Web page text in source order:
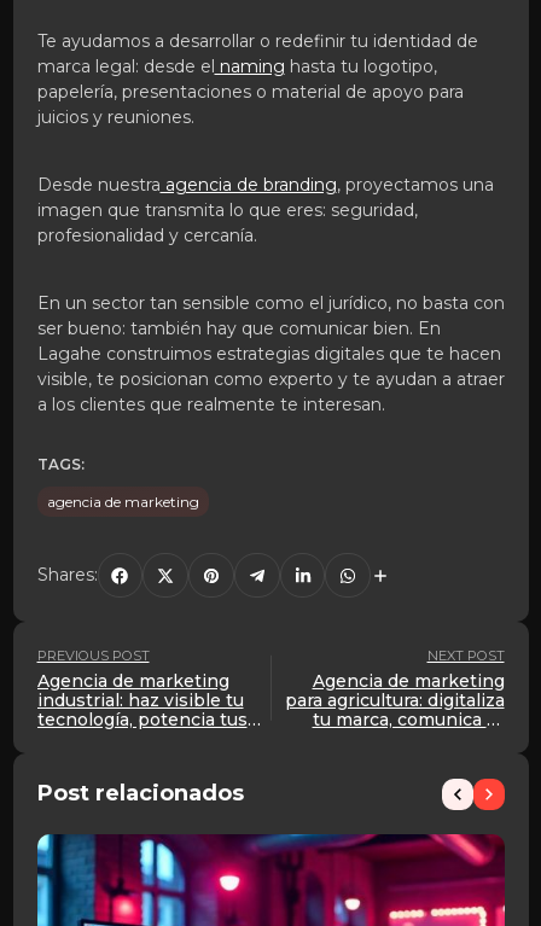
Te ayudamos a desarrollar o redefinir tu identidad de
marca legal: desde el naming hasta tu logotipo,
papelería, presentaciones o material de apoyo para
juicios y reuniones.
Desde nuestra agencia de branding, proyectamos una
imagen que transmita lo que eres: seguridad,
profesionalidad y cercanía.
En un sector tan sensible como el jurídico, no basta con
ser bueno: también hay que comunicar bien. En
Lagahe construimos estrategias digitales que te hacen
visible, te posicionan como experto y te ayudan a atraer
a los clientes que realmente te interesan.
TAGS:
agencia de marketing
Shares:
PREVIOUS POST
Agencia de marketing
industrial: haz visible tu
tecnología, potencia tus
NEXT POST
Agencia de marketing
para agricultura: digitaliza
tu marca, comunica tu
Post relacionados